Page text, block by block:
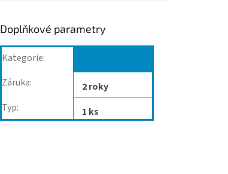
Doplňkové parametry
Kategorie:
Záruka:
2 roky
Typ: 1 ks